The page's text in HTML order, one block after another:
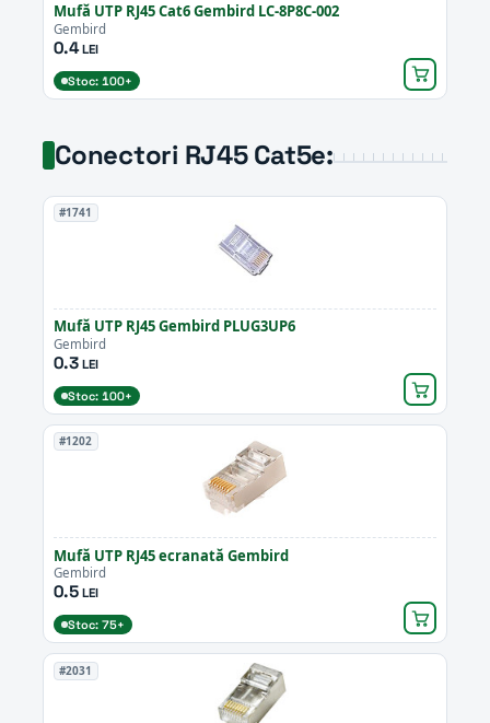
Mufă UTP RJ45 Cat6 Gembird LC-8P8C-002
Gembird
0.4LEI
Stoc: 100+
Conectori RJ45 Cat5e:
#1741
Mufă UTP RJ45 Gembird PLUG3UP6
Gembird
0.3LEI
Stoc: 100+
#1202
Mufă UTP RJ45 ecranată Gembird
Gembird
0.5LEI
Stoc: 75+
#2031